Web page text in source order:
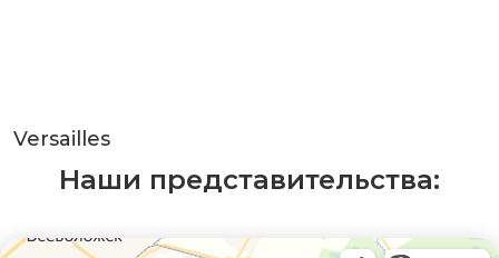
Versailles
Наши представительства: